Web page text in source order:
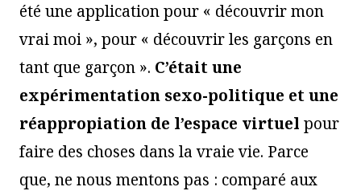
été une application pour « découvrir mon
vrai moi », pour « découvrir les garçons en
tant que garçon ». C’était une
expérimentation sexo-politique et une
réappropiation de l’espace virtuel pour
faire des choses dans la vraie vie. Parce
que, ne nous mentons pas : comparé aux